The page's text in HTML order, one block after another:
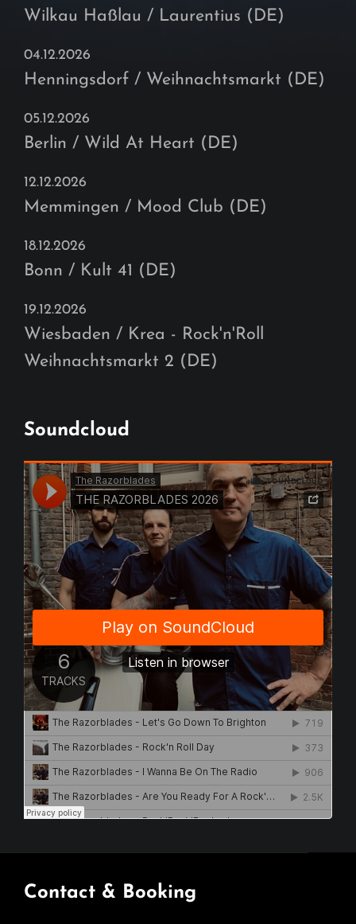
Wilkau Haßlau / Laurentius (DE)
04.12.2026
Henningsdorf / Weihnachtsmarkt (DE)
05.12.2026
Berlin / Wild At Heart (DE)
12.12.2026
Memmingen / Mood Club (DE)
18.12.2026
Bonn / Kult 41 (DE)
19.12.2026
Wiesbaden / Krea - Rock'n'Roll
Weihnachtsmarkt 2 (DE)
Soundcloud
Contact & Booking